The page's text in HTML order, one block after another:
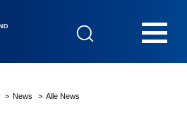
News Alle News